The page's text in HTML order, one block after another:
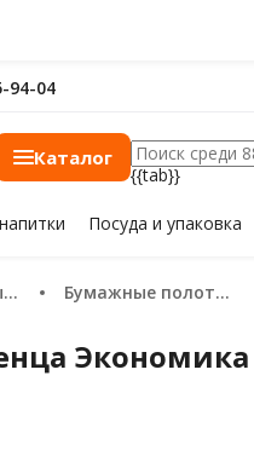
94-04
Каталог
{{tab}}
Посуда и упаковка
Бумажные полотенца
Экономика